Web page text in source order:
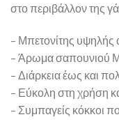
στο περιβάλλον της
– Μπετονίτης υψηλής
– Άρωμα σαπουνιού
– Διάρκεια έως και
– Εύκολη στη χρήση
– Συμπαγείς κόκκοι